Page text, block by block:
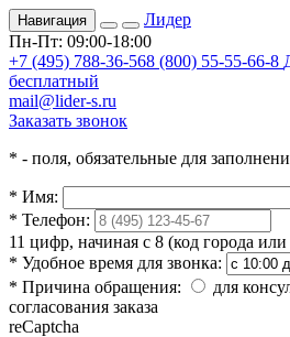
Навигация
Лидер
Пн-Пт: 09:00-18:00
+7 (495) 788-36-568 (800) 55-55-66-8
бесплатный
mail@lider-s.ru
Заказать звонок
* - поля, обязательные для
* Имя:
* Телефон:
11 цифр, начиная с 8 (код города или
* Удобное время для звонка:
* Причина обращения: для
согласования заказа
reCaptcha